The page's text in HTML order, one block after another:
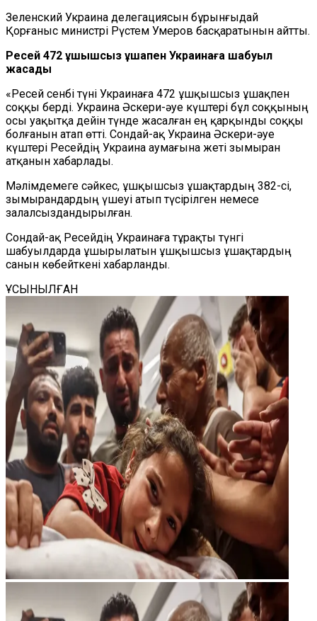
Зеленский Украина делегациясын бұрынғыдай
Қорғаныс министрі Рүстем Умеров басқаратынын айтты.
Ресей 472 ұшқышсыз ұшақпен Украинаға шабуыл
жасады
«Ресей сенбі түні Украинаға 472 ұшқышсыз ұшақпен
соққы берді. Украина Әскери-әуе күштері бұл соққының
осы уақытқа дейін түнде жасалған ең қарқынды соққы
болғанын атап өтті. Сондай-ақ Украина Әскери-әуе
күштері Ресейдің Украина аумағына жеті зымыран
атқанын хабарлады.
Мәлімдемеге сәйкес, ұшқышсыз ұшақтардың 382-сі,
зымырандардың үшеуі атып түсірілген немесе
залалсыздандырылған.
Сондай-ақ Ресейдің Украинаға тұрақты түнгі
шабуылдарда ұшырылатын ұшқышсыз ұшақтардың
санын көбейткені хабарланды.
ҰСЫНЫЛҒАН